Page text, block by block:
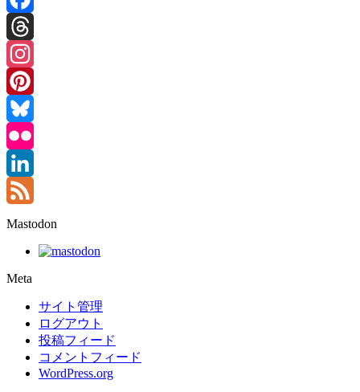
Facebook
Threads
Instagram
Pinterest
Bluesky
Flickr
LinkedIn
Feed
Mastodon
Meta
サイト管理
ログアウト
投稿フィード
コメントフィード
WordPress.org